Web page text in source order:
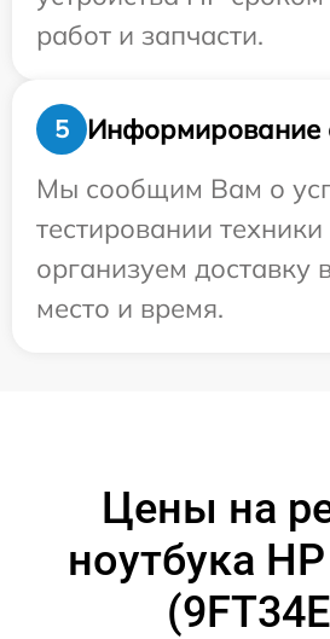
работ и запчасти.
5
Информирование
Мы сообщим Вам о
тестировании
организуем доставку
место и время.
Цены на
ноутбука